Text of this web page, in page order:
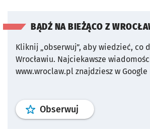
BĄDŹ NA BIEŻĄCO Z
Kliknij „obserwuj”, aby wiedzieć, co
Wrocławiu. Najciekawsze
www.wroclaw.pl znajdziesz w Google
Obserwuj profil